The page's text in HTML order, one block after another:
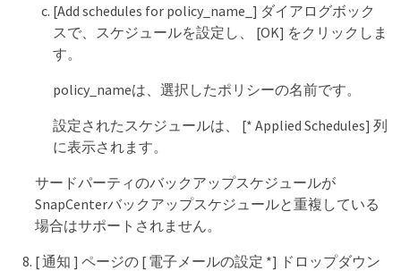
[Add schedules for policy_name_] ダイアログボック
スで、スケジュールを設定し、 [OK] をクリックしま
す。
policy_nameは、選択したポリシーの名前です。
設定されたスケジュールは、 [* Applied Schedules] 列
に表示されます。
サードパーティのバックアップスケジュールが
SnapCenterバックアップスケジュールと重複している
場合はサポートされません。
[ 通知 ] ページの [ 電子メールの設定 *] ドロップダウン